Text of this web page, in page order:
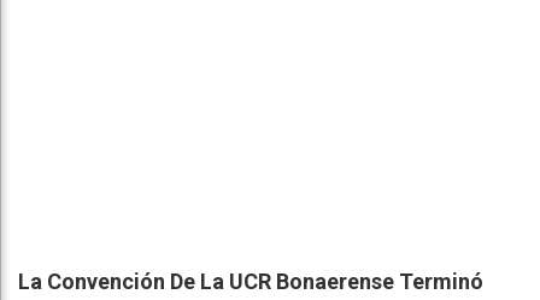
La Convención De La UCR Bonaerense Terminó